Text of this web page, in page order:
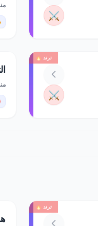
⚔️
ترند 🔥
⚔️
ترند 🔥